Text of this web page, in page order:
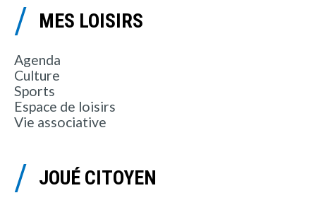
MES LOISIRS
Agenda
Culture
Sports
Espace de loisirs
Vie associative
JOUÉ CITOYEN